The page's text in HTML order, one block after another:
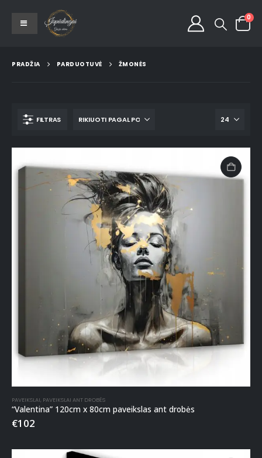
0
PRADŽIA PARDUOTUVĖ ŽMONĖS
FILTRAS
PAVEIKSLAI, PAVEIKSLAI ANT DROBĖS
“Valentina” 120cm x 80cm paveikslas ant drobės
€102